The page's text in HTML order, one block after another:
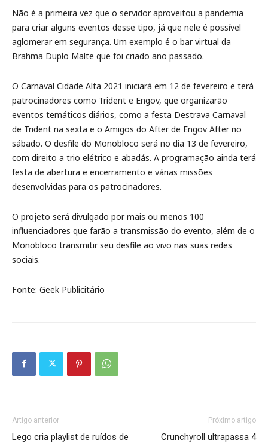
Não é a primeira vez que o servidor aproveitou a pandemia
para criar alguns eventos desse tipo, já que nele é possível
aglomerar em segurança. Um exemplo é o bar virtual da
Brahma Duplo Malte que foi criado ano passado.
O Carnaval Cidade Alta 2021 iniciará em 12 de fevereiro e terá
patrocinadores como Trident e Engov, que organizarão
eventos temáticos diários, como a festa Destrava Carnaval
de Trident na sexta e o Amigos do After de Engov After no
sábado. O desfile do Monobloco será no dia 13 de fevereiro,
com direito a trio elétrico e abadás. A programação ainda terá
festa de abertura e encerramento e várias missões
desenvolvidas para os patrocinadores.
O projeto será divulgado por mais ou menos 100
influenciadores que farão a transmissão do evento, além de o
Monobloco transmitir seu desfile ao vivo nas suas redes
sociais.
Fonte: Geek Publicitário
Artigo anterior
Lego cria playlist de ruídos de
Próximo artigo
Crunchyroll ultrapassa 4